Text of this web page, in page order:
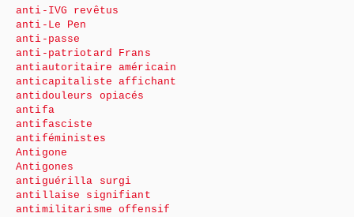
anti-IVG revêtus
anti-Le Pen
anti-passe
anti-patriotard Frans
antiautoritaire américain
anticapitaliste affichant
antidouleurs opiacés
antifa
antifasciste
antiféministes
Antigone
Antigones
antiguérilla surgi
antillaise signifiant
antimilitarisme offensif